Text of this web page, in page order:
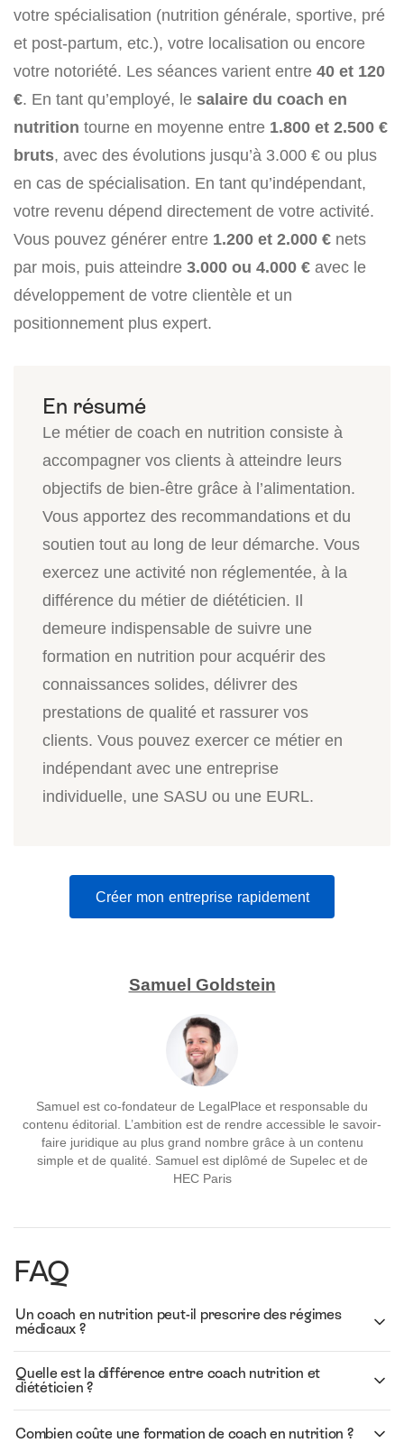
votre spécialisation (nutrition générale, sportive, pré
et post-partum, etc.), votre localisation ou encore
votre notoriété. Les séances varient entre 40 et 120
€. En tant qu’employé, le salaire du coach en
nutrition tourne en moyenne entre 1.800 et 2.500 €
bruts, avec des évolutions jusqu’à 3.000 € ou plus
en cas de spécialisation. En tant qu’indépendant,
votre revenu dépend directement de votre activité.
Vous pouvez générer entre 1.200 et 2.000 € nets
par mois, puis atteindre 3.000 ou 4.000 € avec le
développement de votre clientèle et un
positionnement plus expert.
Le métier de coach en nutrition consiste à
accompagner vos clients à atteindre leurs
objectifs de bien-être grâce à l’alimentation.
Vous apportez des recommandations et du
soutien tout au long de leur démarche. Vous
exercez une activité non réglementée, à la
différence du métier de diététicien. Il
demeure indispensable de suivre une
formation en nutrition pour acquérir des
connaissances solides, délivrer des
prestations de qualité et rassurer vos
clients. Vous pouvez exercer ce métier en
indépendant avec une entreprise
individuelle, une SASU ou une EURL.
Créer mon entreprise rapidement
Samuel Goldstein
Samuel est co-fondateur de LegalPlace et responsable du
contenu éditorial. L’ambition est de rendre accessible le savoir-
faire juridique au plus grand nombre grâce à un contenu
simple et de qualité. Samuel est diplômé de Supelec et de
HEC Paris
FAQ
Un coach en nutrition peut-il prescrire des régimes
médicaux ?
Quelle est la différence entre coach nutrition et
diététicien ?
Combien coûte une formation de coach en nutrition ?